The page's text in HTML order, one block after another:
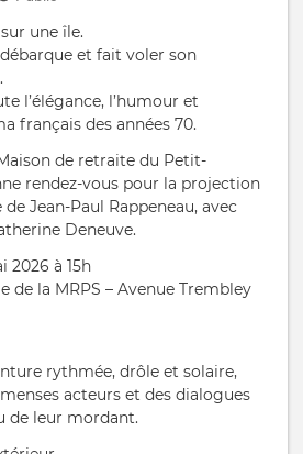
une île.
et fait voler son
l’élégance, l’humour et
français des années 70.
de retraite du Petit-
rendez-vous pour la projection
Jean-Paul Rappeneau, avec
Deneuve.
2026 à 15h
de la MRPS – Avenue Trembley
rythmée, drôle et solaire,
acteurs et des dialogues
de leur mordant.